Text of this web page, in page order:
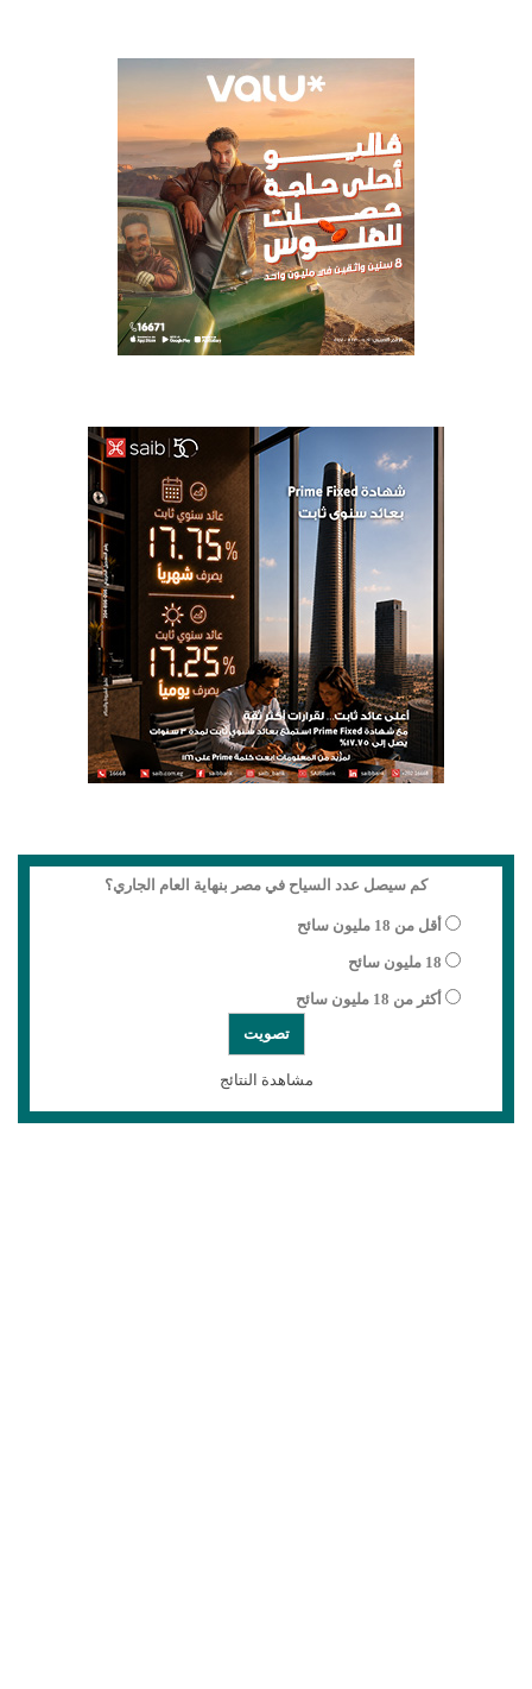
كم سيصل عدد السياح في مصر بنهاية العام الجاري؟
أقل من 18 مليون سائح
18 مليون سائح
أكثر من 18 مليون سائح
مشاهدة النتائج